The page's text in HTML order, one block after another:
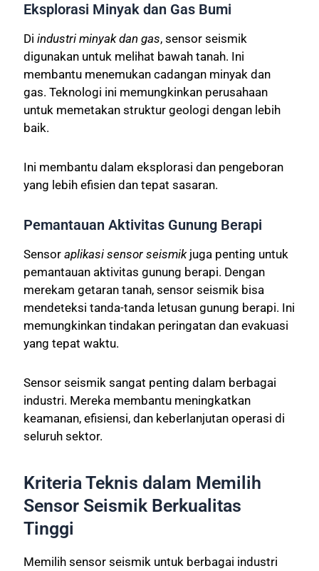
Eksplorasi Minyak dan Gas Bumi
Diindustri minyak dan gas, sensor seismik
digunakan untuk melihat bawah tanah. Ini
membantu menemukan cadangan minyak dan
gas. Teknologi ini memungkinkan perusahaan
untuk memetakan struktur geologi dengan lebih
baik.
Ini membantu dalam eksplorasi dan pengeboran
yang lebih efisien dan tepat sasaran.
Pemantauan Aktivitas Gunung Berapi
Sensoraplikasi sensor seismikjuga penting untuk
pemantauan aktivitas gunung berapi. Dengan
merekam getaran tanah, sensor seismik bisa
mendeteksi tanda-tanda letusan gunung berapi. Ini
memungkinkan tindakan peringatan dan evakuasi
yang tepat waktu.
Sensor seismik sangat penting dalam berbagai
industri. Mereka membantu meningkatkan
keamanan, efisiensi, dan keberlanjutan operasi di
seluruh sektor.
Kriteria Teknis dalam Memilih
Sensor Seismik Berkualitas
Tinggi
Memilih sensor seismik untuk berbagai industri